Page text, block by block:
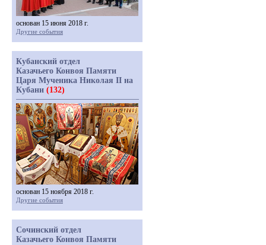
основан 15 июня 2018 г.
Другие события
Кубанский отдел
Казачьего Конвоя Памяти
Царя Мученика Николая II на
Кубани (132)
основан 15 ноября 2018 г.
Другие события
Сочинский отдел
Казачьего Конвоя Памяти